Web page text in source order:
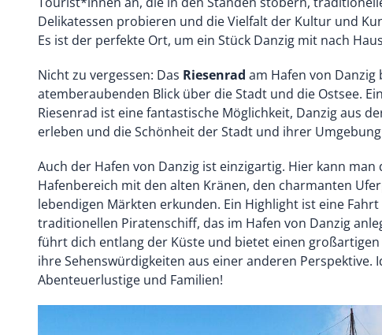
Delikatessen probieren und die Vielfalt der Kultur und
Es ist der perfekte Ort, um ein Stück Danzig mit nach
Nicht zu vergessen: Das Riesenrad am Hafen von Danzig
atemberaubenden Blick über die Stadt und die Ostsee.
Riesenrad ist eine fantastische Möglichkeit, Danzig aus
erleben und die Schönheit der Stadt und ihrer
Auch der Hafen von Danzig ist einzigartig. Hier kann
Hafenbereich mit den alten Kränen, den charmanten
lebendigen Märkten erkunden. Ein Highlight ist eine
traditionellen Piratenschiff, das im Hafen von Danzig
führt dich entlang der Küste und bietet einen großartigen
ihre Sehenswürdigkeiten aus einer anderen Perspektive.
Abenteuerlustige und Familien!